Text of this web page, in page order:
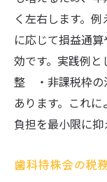
く左右します。
に応じて損益通
効です。実践例
整 ・非課税枠
あります。これ
負担を最小限に抑
歯科持株会の税